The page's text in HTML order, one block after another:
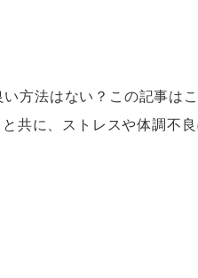
方法はない？この記事は
共に、ストレスや体調不